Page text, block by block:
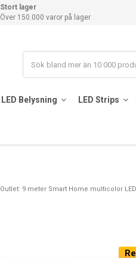
Stort lager
Över 150.000 varor på lager
LED Belysning LED Strips
Outlet: 9 meter Smart Home multicolor